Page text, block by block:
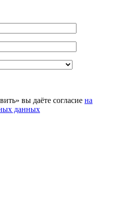
вы даёте согласие на
данных